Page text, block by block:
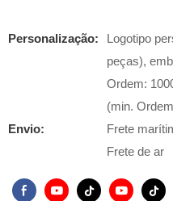
Personalização:
Logotipo
peças),
Ordem:
(min.
Envio:
Frete
Frete de ar